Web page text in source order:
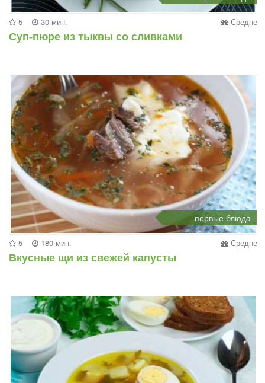
5 30 мин. Средне
Суп-пюре из тыквы со сливками
первые блюда
5 180 мин. Средне
Вкусные щи из свежей капусты